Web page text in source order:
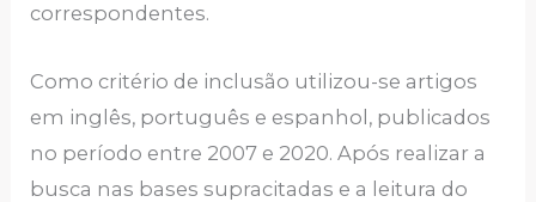
correspondentes.
Como critério de inclusão utilizou-se artigos
em inglês, português e espanhol, publicados
no período entre 2007 e 2020. Após realizar a
busca nas bases supracitadas e a leitura do